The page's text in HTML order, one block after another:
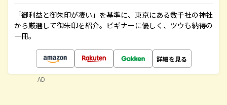
「御利益と御朱印が凄い」を基準に、東京にある数千社の神社
から厳選して御朱印を紹介。ビギナーに優しく、ツウも納得の
一冊。
詳細を見る
AD